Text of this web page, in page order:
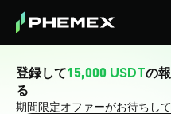
登録して15,000 USDTの
る
期間限定オファーがお待ちし